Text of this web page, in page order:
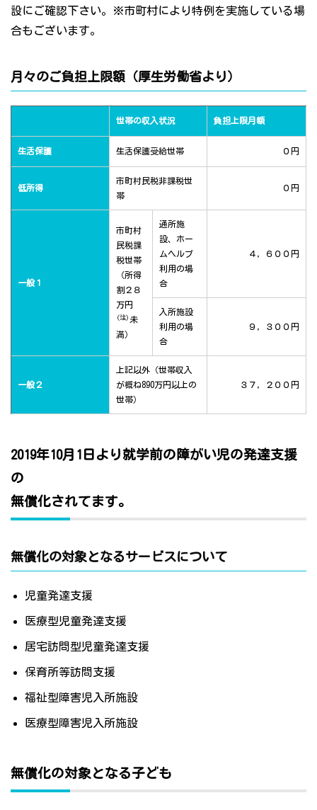
設にご確認下さい。※市町村により特例を実施している場
合もございます。
月々のご負担上限額（厚生労働省より）
世帯の収入状況 負担上限月額
生活保護 生活保護受給世帯 ０円
低所得
市町村民税非課税世
帯
０円
一般１
市町村
民税課
税世帯
（所得
割２８
万円
(注) 未
満）
通所施
設、ホー
ムヘルプ
利用の場
合
４，６００円
入所施設
利用の場
合
９，３００円
一般２
上記以外（世帯収入
が概ね890万円以上の
世帯）
３７，２００円
2019年10月1日より就学前の障がい児の発達支援
の
無償化されてます。
無償化の対象となるサービスについて
児童発達支援
医療型児童発達支援
居宅訪問型児童発達支援
保育所等訪問支援
福祉型障害児入所施設
医療型障害児入所施設
無償化の対象となる子ども